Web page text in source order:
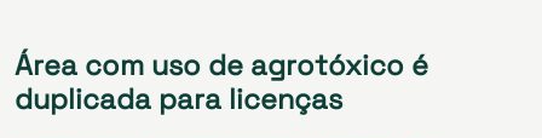
Área com uso de agrotóxico é
duplicada para licenças